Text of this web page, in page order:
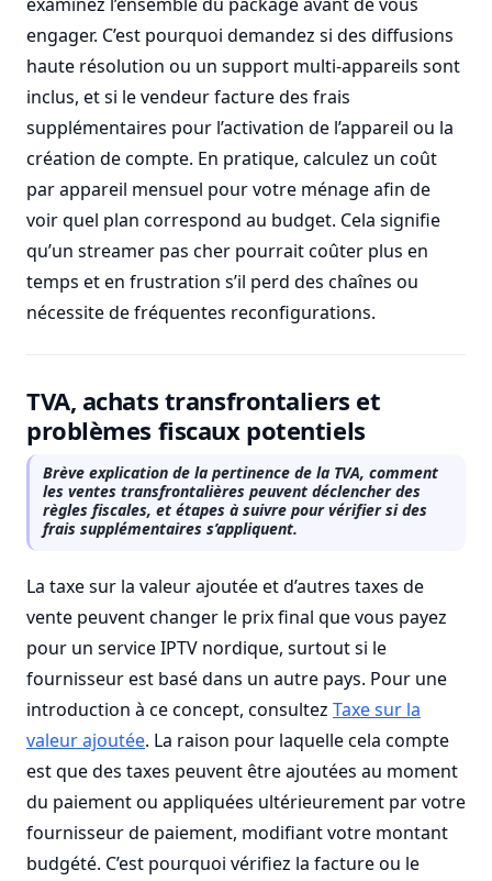
engager. C’est pourquoi demandez si des diffusions
haute résolution ou un support multi-appareils sont
inclus, et si le vendeur facture des frais
supplémentaires pour l’activation de l’appareil ou la
création de compte. En pratique, calculez un coût
par appareil mensuel pour votre ménage afin de
voir quel plan correspond au budget. Cela signifie
qu’un streamer pas cher pourrait coûter plus en
temps et en frustration s’il perd des chaînes ou
nécessite de fréquentes reconfigurations.
TVA, achats transfrontaliers et
problèmes fiscaux potentiels
Brève explication de la pertinence de la TVA, comment
les ventes transfrontalières peuvent déclencher des
règles fiscales, et étapes à suivre pour vérifier si des
frais supplémentaires s’appliquent.
La taxe sur la valeur ajoutée et d’autres taxes de
vente peuvent changer le prix final que vous payez
pour un service IPTV nordique, surtout si le
fournisseur est basé dans un autre pays. Pour une
introduction à ce concept, consultez Taxe sur la
valeur ajoutée. La raison pour laquelle cela compte
est que des taxes peuvent être ajoutées au moment
du paiement ou appliquées ultérieurement par votre
fournisseur de paiement, modifiant votre montant
budgété. C’est pourquoi vérifiez la facture ou le